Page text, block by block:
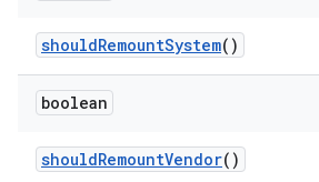
shouldRemountSystem()
boolean
shouldRemountVendor()